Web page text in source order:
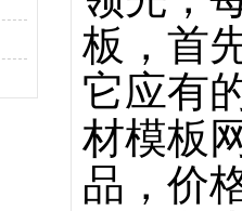
板，首
它应有
材模板
品，价